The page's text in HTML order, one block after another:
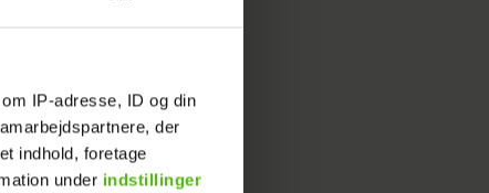
IP-adresse, ID og din
der
indhold, foretage
under indstillinger